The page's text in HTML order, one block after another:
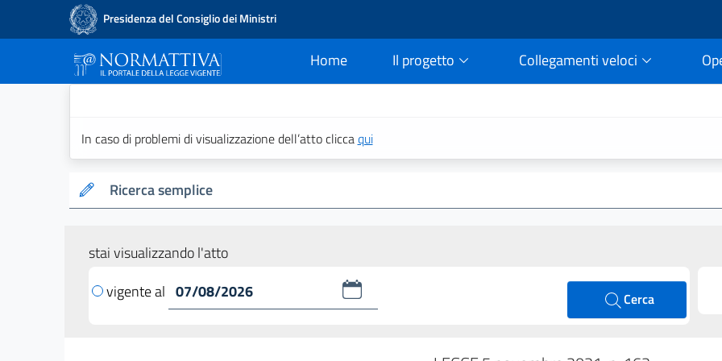
Presidenza del Consiglio dei Ministri
Home
current Il progetto Collegamenti veloci
In caso di problemi di visualizzazione dell’atto cliccaqui
Ricerca semplice
stai visualizzando l'atto
vigente al
Cerca